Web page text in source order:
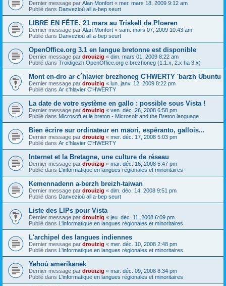
Dernier message par Alan Monfort « mer. mars 18, 2009 9:12 am
Publié dans Danvezioù all a-bep seurt
LIBRE EN FÊTE. 21 mars au Triskell de Ploeren
Dernier message par Alan Monfort « sam. mars 07, 2009 10:43 am
Publié dans Danvezioù all a-bep seurt
OpenOffice.org 3.1 en langue bretonne est disponible
Dernier message par drouizig « dim. mars 01, 2009 8:22 am
Publié dans Troidigezh OpenOffice.org e brezhoneg (1.1.x, 2.x ha 3.x)
Mont en-dro ar c´hlavier brezhoneg C'HWERTY 'barzh Ubuntu
Dernier message par drouizig « lun. janv. 12, 2009 8:22 pm
Publié dans Ar c'hlavier C'HWERTY
La date de votre système en gallo : possible sous Vista !
Dernier message par drouizig « ven. déc. 26, 2008 6:58 pm
Publié dans Microsoft et le breton - Microsoft and the Breton language
Bien écrire sur ordinateur en māori, espéranto, gallois...
Dernier message par drouizig « mer. déc. 17, 2008 5:03 pm
Publié dans Ar c'hlavier C'HWERTY
Internet et la Bretagne, une culture de réseau
Dernier message par drouizig « mar. déc. 16, 2008 5:47 pm
Publié dans L'informatique en langues régionales et minoritaires
Kemennadenn a-berzh breizh-taiwan
Dernier message par drouizig « dim. déc. 14, 2008 9:51 pm
Publié dans Danvezioù all a-bep seurt
Liste des LIPs pour Vista
Dernier message par drouizig « jeu. déc. 11, 2008 6:09 pm
Publié dans L'informatique en langues régionales et minoritaires
L'archipel des langues indiennes
Dernier message par drouizig « mer. déc. 10, 2008 2:48 pm
Publié dans L'informatique en langues régionales et minoritaires
Yehoù amerikanek
Dernier message par drouizig « mar. déc. 09, 2008 8:34 pm
Publié dans L'informatique en langues régionales et minoritaires